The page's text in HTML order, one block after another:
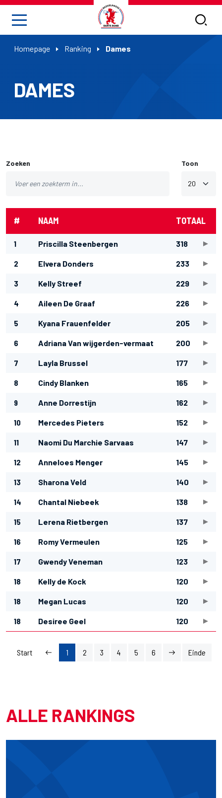
Homepage Ranking Dames
DAMES
Zoeken Toon
# NAAM TOTAAL
1 Priscilla Steenbergen 318
2 Elvera Donders 233
3 Kelly Streef 229
4 Aileen De Graaf 226
5 Kyana Frauenfelder 205
6 Adriana Van wijgerden-vermaat 200
7 Layla Brussel 177
8 Cindy Blanken 165
9 Anne Dorrestijn 162
10 Mercedes Pieters 152
11 Naomi Du Marchie Sarvaas 147
12 Anneloes Menger 145
13 Sharona Veld 140
14 Chantal Niebeek 138
15 Lerena Rietbergen 137
16 Romy Vermeulen 125
17 Gwendy Veneman 123
18 Kelly de Kock 120
18 Megan Lucas 120
18 Desiree Geel 120
Start 1 2 3 4 5 6 Einde
ALLE RANKINGS